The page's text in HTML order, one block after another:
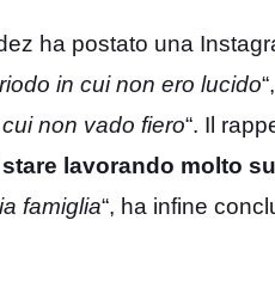
ha postato una
in cui non ero lucido
non vado fiero“. Il
lavorando molto
famiglia“, ha infine